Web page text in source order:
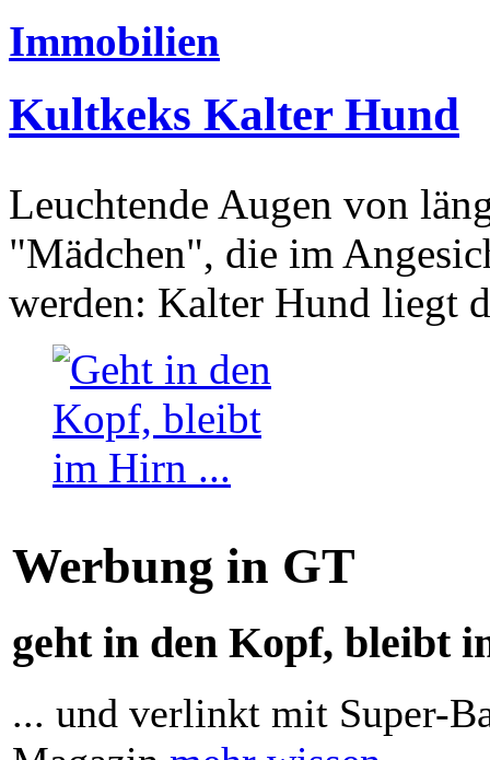
Immobilien
Kultkeks Kalter Hund
Leuchtende Augen von
"Mädchen", die im
werden: Kalter Hund liegt
Werbung in GT
geht in den Kopf, bleibt
... und verlinkt mit Super-